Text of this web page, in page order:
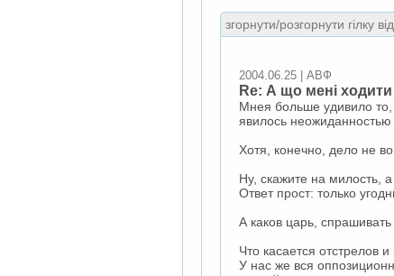
згорнути/розгорнути гілку
2004.06.25 | АВФ
Re: А що мені ходити
Мнея больше удивило то,
явилось
Хотя, конечно, дело не во
Ну, скажите на милость,
Ответ прост: только
А каков царь,
Что касается отстрелов
У нас же вся